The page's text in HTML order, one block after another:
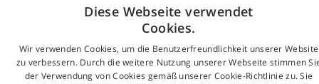
Diese Webseite verwendet
Cookies.
Wir verwenden Cookies, um die Benutzerfreundlichkeit unserer Website
zu verbessern. Durch die weitere Nutzung unserer Webseite stimmen
der Verwendung von Cookies gemäß unserer Cookie-Richtlinie zu. Sie